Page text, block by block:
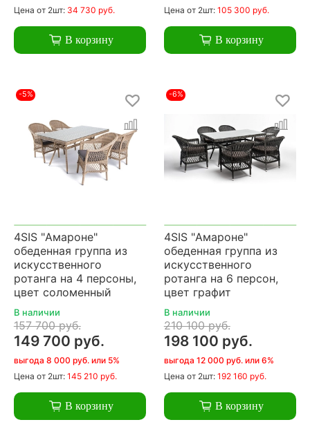
Цена от 2шт: 34 730 руб.
В корзину
Цена от 2шт: 105 300 руб.
В корзину
-5%
4SIS "Амароне"
обеденная группа из
искусственного
ротанга на 4 персоны,
цвет соломенный
В наличии
157 700 руб.
149 700 руб.
выгода 8 000 руб. или 5%
Цена от 2шт: 145 210 руб.
В корзину
-6%
4SIS "Амароне"
обеденная группа из
искусственного
ротанга на 6 персон,
цвет графит
В наличии
210 100 руб.
198 100 руб.
выгода 12 000 руб. или 6%
Цена от 2шт: 192 160 руб.
В корзину